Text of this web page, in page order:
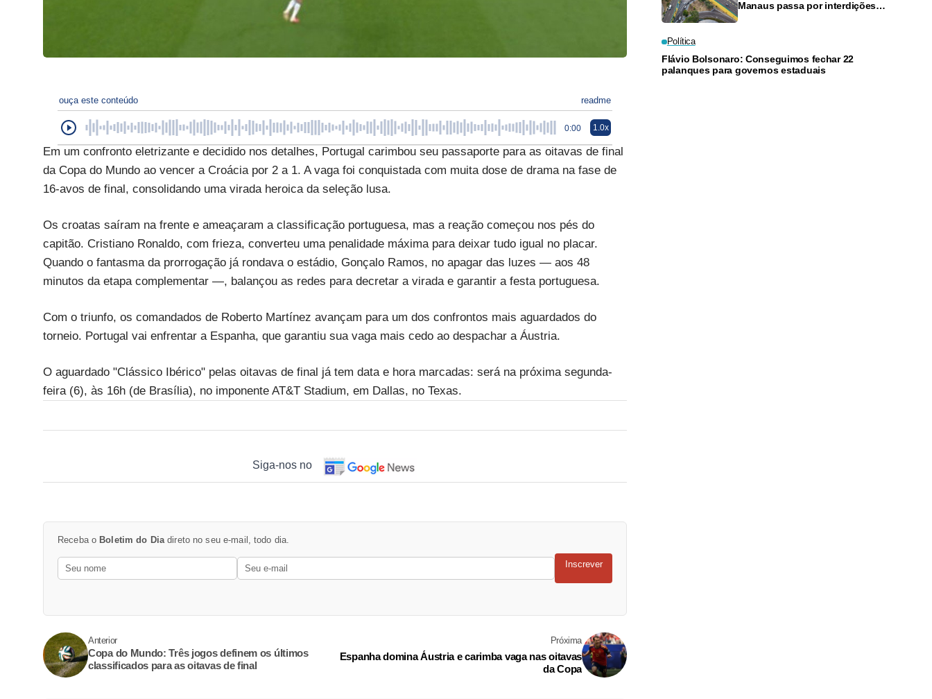
ouça este conteúdo readme
0:00 1.0x
Em um confronto eletrizante e decidido nos detalhes, Portugal carimbou seu passaporte para as oitavas de final
da Copa do Mundo ao vencer a Croácia por 2 a 1. A vaga foi conquistada com muita dose de drama na fase de
16-avos de final, consolidando uma virada heroica da seleção lusa.
Os croatas saíram na frente e ameaçaram a classificação portuguesa, mas a reação começou nos pés do
capitão. Cristiano Ronaldo, com frieza, converteu uma penalidade máxima para deixar tudo igual no placar.
Quando o fantasma da prorrogação já rondava o estádio, Gonçalo Ramos, no apagar das luzes — aos 48
minutos da etapa complementar —, balançou as redes para decretar a virada e garantir a festa portuguesa.
Com o triunfo, os comandados de Roberto Martínez avançam para um dos confrontos mais aguardados do
torneio. Portugal vai enfrentar a Espanha, que garantiu sua vaga mais cedo ao despachar a Áustria.
O aguardado "Clássico Ibérico" pelas oitavas de final já tem data e hora marcadas: será na próxima segunda-
feira (6), às 16h (de Brasília), no imponente AT&T Stadium, em Dallas, no Texas.
Siga-nos no
Receba o Boletim do Diadireto no seu e-mail, todo dia.
Inscrever
Anterior
Copa do Mundo: Três jogos definem os últimos
classificados para as oitavas de final
Próxima
Espanha domina Áustria e carimba vaga nas oitavas
da Copa
Manaus passa por interdições
Política
Flávio Bolsonaro: Conseguimos fechar 22
palanques para governos estaduais